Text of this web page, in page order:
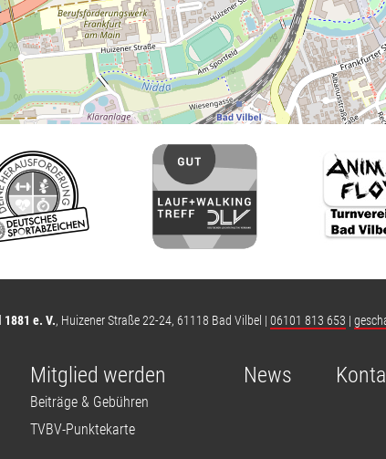
e. V., Huizener Straße 22-24, 61118 Bad Vilbel | 06101 813 653 |
Mitglied werden
Beiträge & Gebühren
TVBV-Punktekarte
News